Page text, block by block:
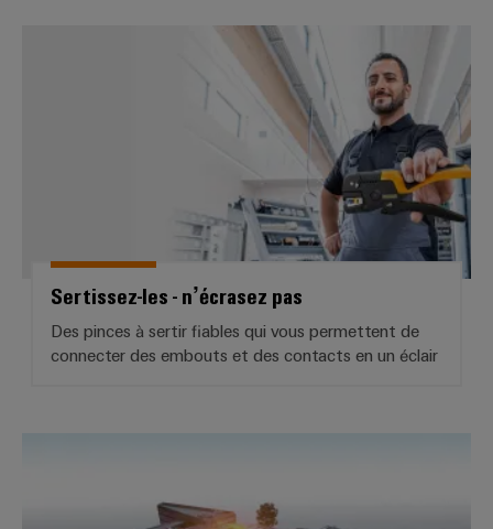
Sertissez-les - n’écrasez pas
Sertissez-les - n’écrasez pas
Des pinces à sertir fiables qui vous permettent de
connecter des embouts et des contacts en un éclair